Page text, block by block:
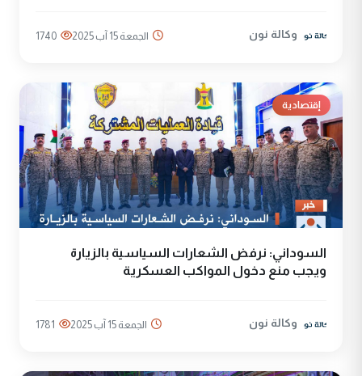
وكالة نون الجمعة 15 آب 2025 1740
إقتصادية
السوداني: نرفض الشعارات السياسية بالزيارة
ويجب منع دخول المواكب العسكرية
وكالة نون الجمعة 15 آب 2025 1781